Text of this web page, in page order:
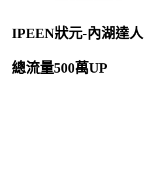
IPEEN狀元-內湖達人
總流量500萬UP